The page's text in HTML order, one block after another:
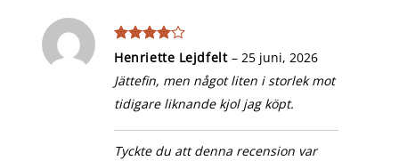
Betygsatt
Henriette Lejdfelt – 25 juni, 2026
Jättefin, men något liten i storlek mot
tidigare liknande kjol jag köpt.
Tyckte du att denna recension var